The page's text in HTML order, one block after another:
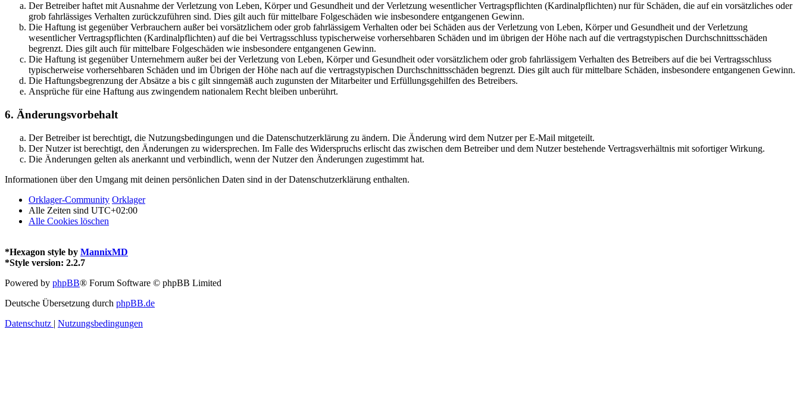
Der Betreiber haftet mit Ausnahme der Verletzung von Leben, Körper und Gesundheit und der Verletzung wesentlicher Vertragspflichten (Kardinalpflichten) nur für Schäden, die auf ein vorsätzliches oder
grob fahrlässiges Verhalten zurückzuführen sind. Dies gilt auch für mittelbare Folgeschäden wie insbesondere entgangenen Gewinn.
Die Haftung ist gegenüber Verbrauchern außer bei vorsätzlichem oder grob fahrlässigem Verhalten oder bei Schäden aus der Verletzung von Leben, Körper und Gesundheit und der Verletzung
wesentlicher Vertragspflichten (Kardinalpflichten) auf die bei Vertragsschluss typischerweise vorhersehbaren Schäden und im übrigen der Höhe nach auf die vertragstypischen Durchschnittsschäden
begrenzt. Dies gilt auch für mittelbare Folgeschäden wie insbesondere entgangenen Gewinn.
Die Haftung ist gegenüber Unternehmern außer bei der Verletzung von Leben, Körper und Gesundheit oder vorsätzlichem oder grob fahrlässigem Verhalten des Betreibers auf die bei Vertragsschluss
typischerweise vorhersehbaren Schäden und im Übrigen der Höhe nach auf die vertragstypischen Durchschnittsschäden begrenzt. Dies gilt auch für mittelbare Schäden, insbesondere entgangenen Gewinn.
Die Haftungsbegrenzung der Absätze a bis c gilt sinngemäß auch zugunsten der Mitarbeiter und Erfüllungsgehilfen des Betreibers.
Ansprüche für eine Haftung aus zwingendem nationalem Recht bleiben unberührt.
6. Änderungsvorbehalt
Der Betreiber ist berechtigt, die Nutzungsbedingungen und die Datenschutzerklärung zu ändern. Die Änderung wird dem Nutzer per E-Mail mitgeteilt.
Der Nutzer ist berechtigt, den Änderungen zu widersprechen. Im Falle des Widerspruchs erlischt das zwischen dem Betreiber und dem Nutzer bestehende Vertragsverhältnis mit sofortiger Wirkung.
Die Änderungen gelten als anerkannt und verbindlich, wenn der Nutzer den Änderungen zugestimmt hat.
Informationen über den Umgang mit deinen persönlichen Daten sind in der Datenschutzerklärung enthalten.
Orklager-Community Orklager
Alle Zeiten sind UTC+02:00
Alle Cookies löschen
*Hexagon style by MannixMD
*Style version: 2.2.7
Powered by phpBB® Forum Software © phpBB Limited
Deutsche Übersetzung durch phpBB.de
Datenschutz | Nutzungsbedingungen